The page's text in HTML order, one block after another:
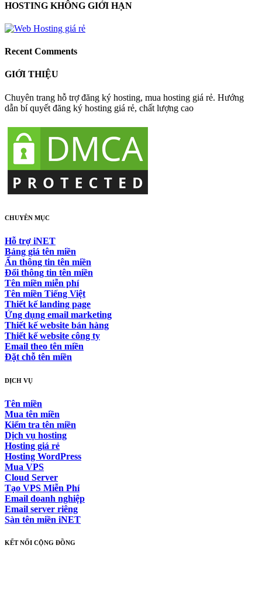
HOSTING KHÔNG GIỚI HẠN
Recent Comments
GIỚI THIỆU
Chuyên trang hỗ trợ đăng ký hosting, mua hosting giá rẻ. Hướng
dẫn bí quyết đăng ký hosting giá rẻ, chất lượng cao
CHUYÊN MỤC
Hỗ trợ iNET
Bảng giá tên miền
Ẩn thông tin tên miền
Đổi thông tin tên miền
Tên miền miễn phí
Tên miền Tiếng Việt
Thiết kế landing page
Ứng dụng email marketing
Thiết kế website bán hàng
Thiết kế website công ty
Email theo tên miền
Đặt chỗ tên miền
DỊCH VỤ
Tên miền
Mua tên miền
Kiểm tra tên miền
Dịch vụ hosting
Hosting giá rẻ
Hosting WordPress
Mua VPS
Cloud Server
Tạo VPS Miễn Phí
Email doanh nghiệp
Email server riêng
Sàn tên miền iNET
KẾT NỐI CỘNG ĐỒNG